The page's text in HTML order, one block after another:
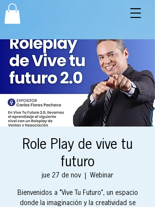
Role Play de vive tu
futuro
jue 27 de nov Webinar
Bienvenidos a "Vive Tu Futuro", un espacio
donde la imaginación y la creatividad se